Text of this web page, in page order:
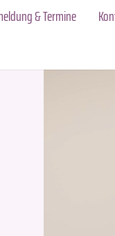
& Termine